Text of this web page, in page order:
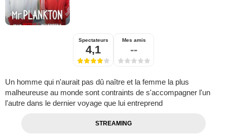
Spectateurs
4,1
Mes amis
--
Un homme qui n'aurait pas dû naître et la femme la plus
malheureuse au monde sont contraints de s'accompagner l'un
l'autre dans le dernier voyage que lui entreprend
STREAMING